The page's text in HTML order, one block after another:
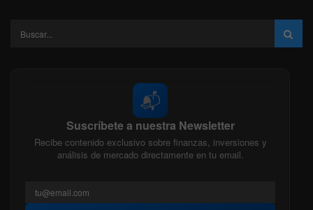
📬
Suscríbete a nuestra Newsletter
Recibe contenido exclusivo sobre finanzas, inversiones y
análisis de mercado directamente en tu email.